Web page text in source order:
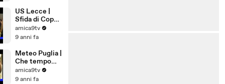
US Lecce |
Sfida di Coppa
a Pordenone
amica9tv
9 anni fa
Meteo Puglia |
Che tempo
farà a
Ferragosto
amica9tv
9 anni fa